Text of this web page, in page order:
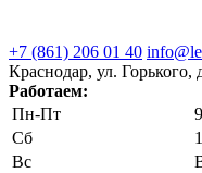
+7 (861) 206 01 40
Краснодар, ул. Горького,
Работаем:
Пн-Пт
Сб
Вс